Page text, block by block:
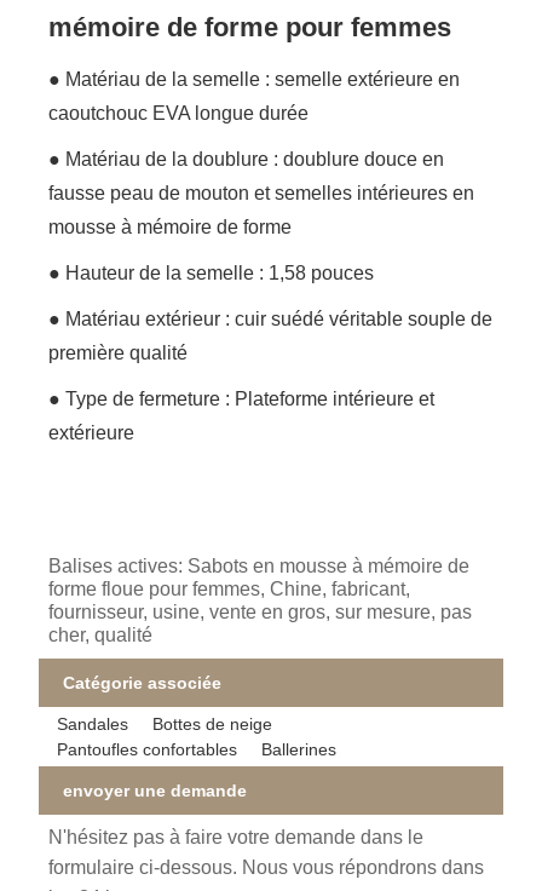
mémoire de forme pour femmes
● Matériau de la semelle : semelle extérieure en
caoutchouc EVA longue durée
● Matériau de la doublure : doublure douce en
fausse peau de mouton et semelles intérieures en
mousse à mémoire de forme
● Hauteur de la semelle : 1,58 pouces
● Matériau extérieur : cuir suédé véritable souple de
première qualité
● Type de fermeture : Plateforme intérieure et
extérieure
Balises actives: Sabots en mousse à mémoire de
forme floue pour femmes, Chine, fabricant,
fournisseur, usine, vente en gros, sur mesure, pas
cher, qualité
Catégorie associée
Sandales
Bottes de neige
Pantoufles confortables
Ballerines
envoyer une demande
N'hésitez pas à faire votre demande dans le
formulaire ci-dessous. Nous vous répondrons dans